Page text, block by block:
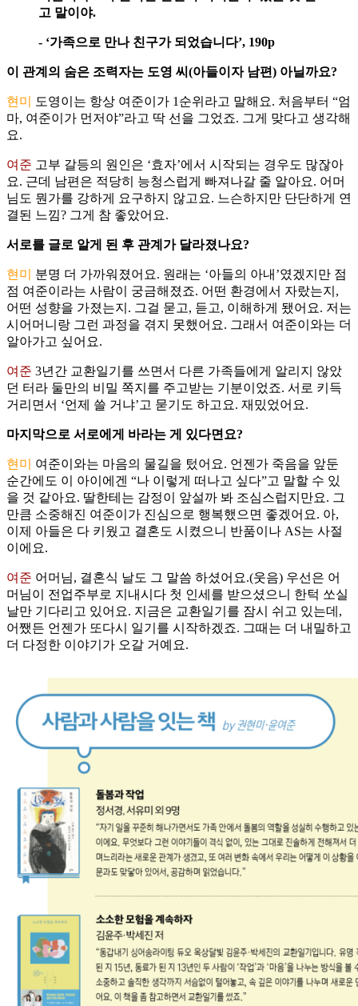
고 말이야.
- ‘가족으로 만나 친구가 되었습니다’, 190p
이 관계의 숨은 조력자는 도영 씨(아들이자 남편) 아닐까요?
현미
도영이는 항상 여준이가 1순위라고 말해요. 처음부터 “엄
마, 여준이가 먼저야”라고 딱 선을 그었죠. 그게 맞다고 생각해
요.
여준 고부 갈등의 원인은 ‘효자’에서 시작되는 경우도 많잖아
요. 근데 남편은 적당히 능청스럽게 빠져나갈 줄 알아요. 어머
님도 뭔가를 강하게 요구하지 않고요. 느슨하지만 단단하게 연
결된 느낌? 그게 참 좋았어요.
서로를 글로 알게 된 후 관계가 달라졌나요?
현미
분명 더 가까워졌어요. 원래는 ‘아들의 아내’였겠지만 점
점 여준이라는 사람이 궁금해졌죠. 어떤 환경에서 자랐는지,
어떤 성향을 가졌는지. 그걸 묻고, 듣고, 이해하게 됐어요. 저는
시어머니랑 그런 과정을 겪지 못했어요. 그래서 여준이와는 더
알아가고 싶어요.
여준 3년간 교환일기를 쓰면서 다른 가족들에게 알리지 않았
던 터라 둘만의 비밀 쪽지를 주고받는 기분이었죠. 서로 키득
거리면서 ‘언제 쓸 거냐’고 묻기도 하고요. 재밌었어요.
마지막으로 서로에게 바라는 게 있다면요?
현미
여준이와는 마음의 물길을 텄어요. 언젠가 죽음을 앞둔
순간에도 이 아이에겐 “나 이렇게 떠나고 싶다”고 말할 수 있
을 것 같아요. 딸한테는 감정이 앞설까 봐 조심스럽지만요. 그
만큼 소중해진 여준이가 진심으로 행복했으면 좋겠어요. 아,
이제 아들은 다 키웠고 결혼도 시켰으니 반품이나 AS는 사절
이에요.
여준 어머님, 결혼식 날도 그 말씀 하셨어요.(웃음) 우선은 어
머님이 전업주부로 지내시다 첫 인세를 받으셨으니 한턱 쏘실
날만 기다리고 있어요. 지금은 교환일기를 잠시 쉬고 있는데,
어쨌든 언젠가 또다시 일기를 시작하겠죠. 그때는 더 내밀하고
더 다정한 이야기가 오갈 거예요.